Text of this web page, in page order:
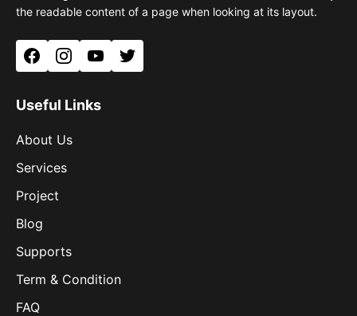
the readable content of a page when looking at its layout.
FacebookInstagramYouTubeTwitter
Useful Links
About Us
Services
Project
Blog
Supports
Term & Condition
FAQ